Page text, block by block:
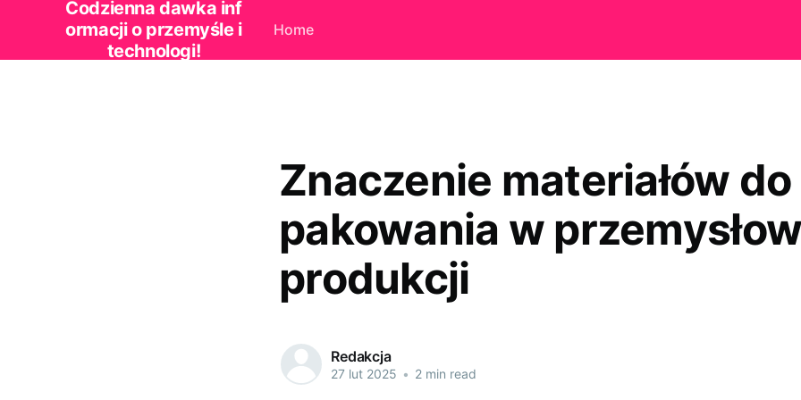
Codzienna dawka inf
ormacji o przemyśle i
technologi!
Home
Znaczenie materiałów do
pakowania w
produkcji
Redakcja
27 lut 2025 • 2 min read